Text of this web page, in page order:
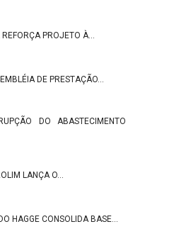
PROJETO À…
DE PRESTAÇÃO…
DO ABASTECIMENTO
LANÇA O…
HAGGE CONSOLIDA BASE…